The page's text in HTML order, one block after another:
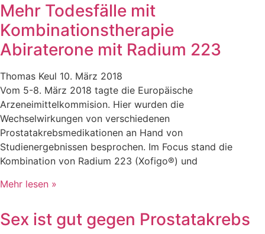
Mehr Todesfälle mit
Kombinationstherapie
Abiraterone mit Radium 223
Thomas Keul 10. März 2018
Vom 5-8. März 2018 tagte die Europäische
Arzeneimittelkommision. Hier wurden die
Wechselwirkungen von verschiedenen
Prostatakrebsmedikationen an Hand von
Studienergebnissen besprochen. Im Focus stand die
Kombination von Radium 223 (Xofigo®) und
Mehr lesen »
Sex ist gut gegen Prostatakrebs